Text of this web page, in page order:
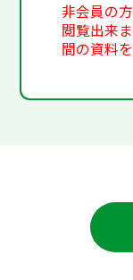
非会員の
閲覧出来
間の資料